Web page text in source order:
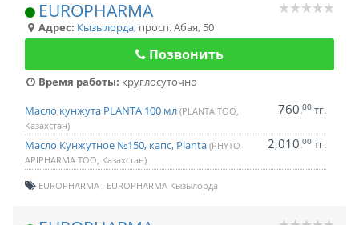
EUROPHARMA
Адрес: Кызылорда, просп. Абая, 50
Позвонить
Время работы: круглосуточно
Масло кунжута PLANTA 100 мл (PLANTA ТОО,
Казахстан)
760.00 тг.
Масло Кунжутное №150, капс, Planta (PHYTO-
APIPHARMA ТОО, Казахстан)
2,010.00 тг.
EUROPHARMA EUROPHARMA Кызылорда